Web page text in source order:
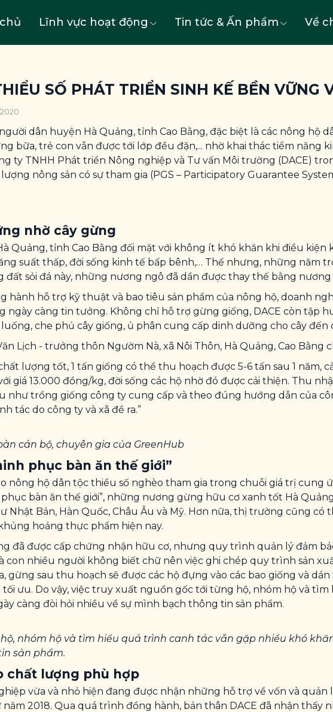
Lĩnh vực hoạt động Tin tức & Ấn phẩm Về
SỐ PHÁT TRIỂN SINH KẾ BỀN VỮNG
dân huyện Hà Quảng, tỉnh Cao Bằng, đặc biệt là các nông hộ
bữa, trẻ con vẫn được tới lớp đều đặn,... nhờ khai thác tiềm năng
ty TNHH Phát triển Nông nghiệp và Tư vấn Môi trường (DACE)
nông sản có sự tham gia (PGS – Participatory Guarantee
nhờ cây gừng
Quảng, tỉnh Cao Bằng đối mặt với không ít khó khăn khi điều
suất thấp, đời sống kinh tế bấp bênh,… Thế nhưng, những năm
sỏi đá này, những nương ngô đã dần được thay thế bằng
hành hỗ trợ kỹ thuật và bao tiêu sản phẩm của nông hộ, doanh
ngày càng tin tưởng. Không chỉ hỗ trợ gừng giống, DACE còn tập
che phủ cây giống, ủ phân cung cấp dinh dưỡng cho cây đến
Lịch - trưởng thôn Ngườm Nà, xã Nôi Thôn, Hà Quảng, Cao Bằng
lượng tốt, 1 tấn giống có thể thu hoạch được 5-6 tấn sau 1
giá 13.000 đồng/kg, đời sống các hộ nhờ đó được cải thiện. Thu
như trồng giống công ty cung cấp và theo đúng hướng dẫn của
tác do công ty và xã đề ra.”
cán bộ, chuyên gia của GreenHub
phục bàn ăn thế giới”
nông hộ dân tộc thiểu số nghèo tham gia trong chuỗi giá trị cung
bàn ăn thế giới”, những nương gừng hữu cơ xanh tốt Hà
Nhật Bản, Hàn Quốc, Châu Âu và Mỹ. Hơn nữa, thị trường cũng
hoảng thực phẩm hiện nay.
đã được cấp chứng nhận hữu cơ, nhưng quy trình quản lý đảm
con nhiều người không biết chữ nên việc ghi chép quy trình sản
gừng sau thu hoạch sẽ được các hộ đựng vào các bao giống và
ưu. Do vậy, việc truy xuất nguồn gốc tới từng hộ, nhóm hộ và
càng đòi hỏi nhiều về sự mình bạch thông tin sản phẩm.
nhóm hộ và tìm hiểu quá trình canh tác vẫn gặp nhiều khó
sản phẩm.
chất lượng phù hợp
vừa và nhỏ hiện đang được nhận những hỗ trợ về vốn và quản
2018. Qua quá trình đồng hành, bản thân DACE đã nhận thấy